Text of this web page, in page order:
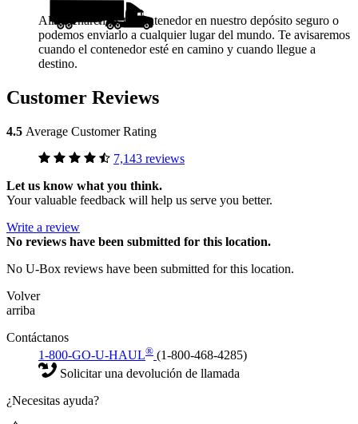
Almacenaremos tu contenedor en nuestro depósito seguro o
podemos enviarlo a cualquier lugar del mundo. Te avisaremos
cuando el contenedor esté en camino y cuando llegue a
destino.
Customer Reviews
4.5 Average Customer Rating
7,143 reviews
Let us know what you think.
Your valuable feedback will help us serve you better.
Write a review
No reviews have been submitted for this location.
No U-Box reviews have been submitted for this location.
Volver
arriba
Contáctanos
1-800-GO-U-HAUL® (1-800-468-4285)
Solicitar una devolución de llamada
¿Necesitas ayuda?